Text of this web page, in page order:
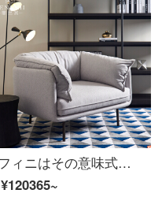
フィニはその意味式が軽くて贅沢なソファー椅子と布芸工業風のデザイナーの創意のシングルレジャーチェアの客間のファッション的な大きさの戸型の布芸【ソファーの椅子】のイタリア式はきわめて簡単です。
¥120365~